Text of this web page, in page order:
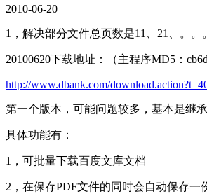
2010-06-20
1，解决部分文件总页数是11、21、。
20100620下载地址：（主程序MD5：
http://www.dbank.com/
第一个版本，可能问题较多，基本是继
具体功能有：
1，可批量下载百度文库文档
2，在保存PDF文件的同时会自动保存